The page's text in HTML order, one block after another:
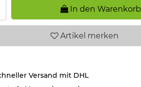
In den Warenkorb
Artikel merken
Versand mit DHL